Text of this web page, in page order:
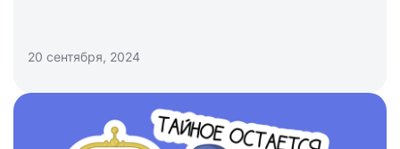
20 сентября, 2024